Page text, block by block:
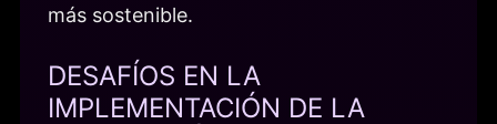
más sostenible.
DESAFÍOS EN LA
IMPLEMENTACIÓN DE LA